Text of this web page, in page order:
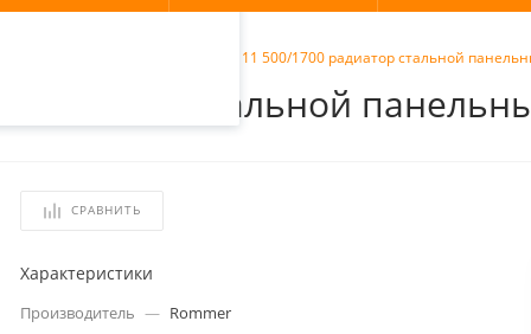
Rommer Compact 11 500/1700 радиатор стальной
радиатор стальной
СРАВНИТЬ
Характеристики
Производитель — Rommer